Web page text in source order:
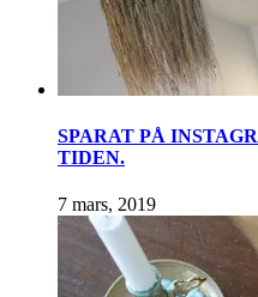
SPARAT PÅ
TIDEN.
7 mars, 2019